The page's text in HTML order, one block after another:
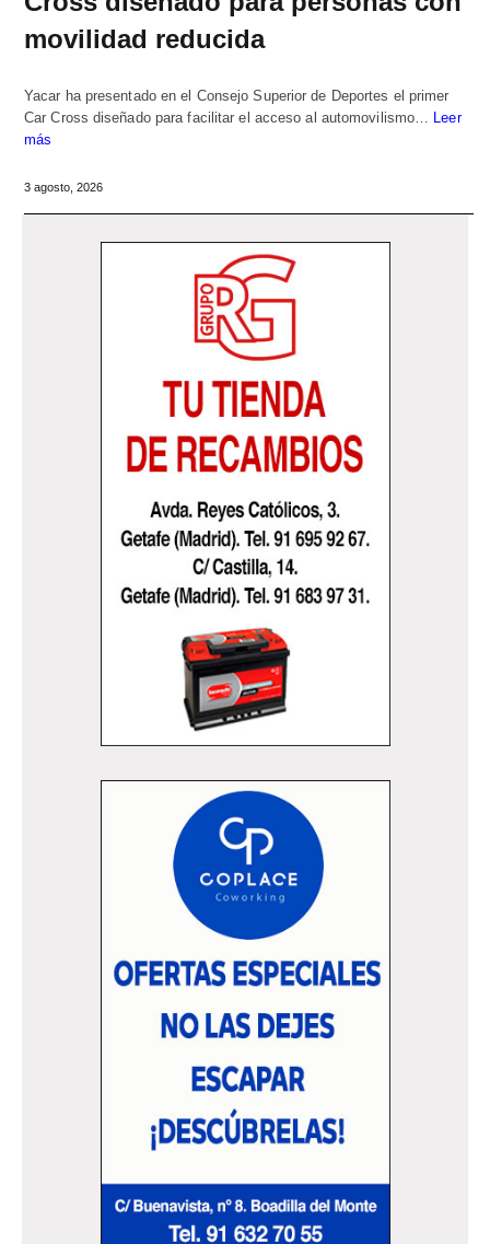
movilidad reducida
Yacar ha presentado en el Consejo Superior de Deportes el primer
Car Cross diseñado para facilitar el acceso al automovilismo… Leer
más
3 agosto, 2026